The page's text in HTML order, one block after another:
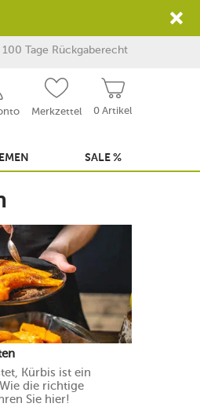
100 Tage Rückgaberecht
0 Artikel
Merkzettel
SALE %
Kürbis ist ein
die richtige
Sie hier!